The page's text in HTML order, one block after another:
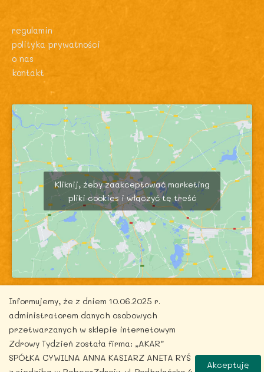
regulamin
polityka prywatności
o nas
kontakt
Kliknij, żeby zaakceptować marketing
pliki cookies i włączyć tę treść
Copyright © 2026 zdrowytydzien.pl | Powered by
ITentego.pl
Informujemy, że z dniem 10.06.2025 r.
administratorem danych osobowych
przetwarzanych w sklepie internetowym
Zdrowy Tydzień została firma: „AKAR”
SPÓŁKA CYWILNA ANNA KASIARZ ANETA RYŚ
Akceptuję